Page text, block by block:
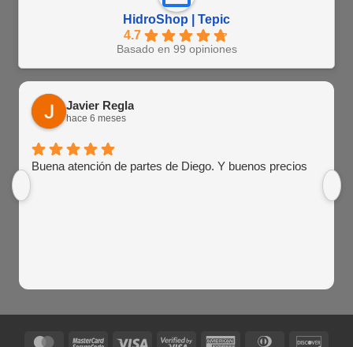
HidroShop | Tepic
4.7
Basado en 99 opiniones
Javier Regla
hace 6 meses
Buena atención de partes de Diego. Y buenos precios
MasterCardMasterCardVisa Visa American Dinners